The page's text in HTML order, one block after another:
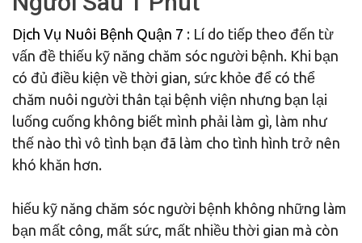
Dịch Vụ Nuôi Bệnh Quận 7 : Lí do tiếp theo đến từ
vấn đề thiếu kỹ năng chăm sóc người bệnh. Khi bạn
có đủ điều kiện về thời gian, sức khỏe để có thể
chăm nuôi người thân tại bệnh viện nhưng bạn lại
luống cuống không biết mình phải làm gì, làm như
thế nào thì vô tình bạn đã làm cho tình hình trở nên
khó khăn hơn.
hiếu kỹ năng chăm sóc người bệnh không những làm
bạn mất công, mất sức, mất nhiều thời gian mà còn